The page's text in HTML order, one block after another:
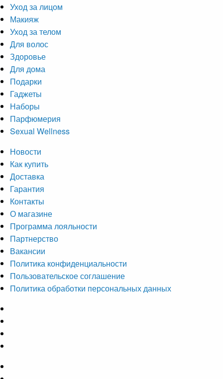
Уход за лицом
Макияж
Уход за телом
Для волос
Здоровье
Для дома
Подарки
Гаджеты
Наборы
Парфюмерия
Sexual Wellness
Новости
Как купить
Доставка
Гарантия
Контакты
О магазине
Программа лояльности
Партнерство
Вакансии
Политика конфиденциальности
Пользовательское соглашение
Политика обработки персональных данных